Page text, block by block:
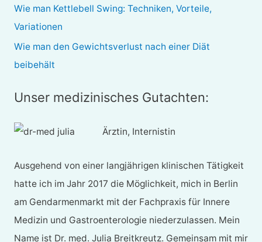
Wie man Kettlebell Swing: Techniken, Vorteile,
Variationen
Wie man den Gewichtsverlust nach einer Diät
beibehält
Unser medizinisches Gutachten:
Ärztin, Internistin
Ausgehend von einer langjährigen klinischen Tätigkeit
hatte ich im Jahr 2017 die Möglichkeit, mich in Berlin
am Gendarmenmarkt mit der Fachpraxis für Innere
Medizin und Gastroenterologie niederzulassen. Mein
Name ist Dr. med. Julia Breitkreutz. Gemeinsam mit mir